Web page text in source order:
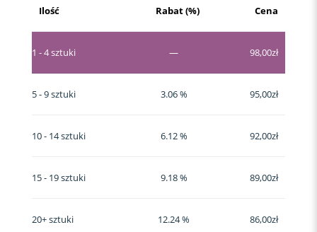
Ilość Rabat (%) Cena
1 - 4sztuki — 98,00zł
5 - 9 sztuki 3.06 % 95,00zł
10 - 14 sztuki 6.12 % 92,00zł
15 - 19 sztuki 9.18 % 89,00zł
20+ sztuki 12.24 % 86,00zł